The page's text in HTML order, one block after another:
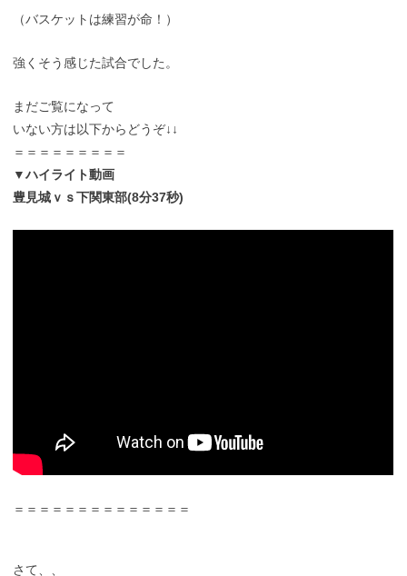
（バスケットは練習が命！）
強くそう感じた試合でした。
まだご覧になって
いない方は以下からどうぞ↓↓
＝＝＝＝＝＝＝＝＝
▼ハイライト動画
豊見城ｖｓ下関東部(8分37秒)
＝＝＝＝＝＝＝＝＝＝＝＝＝＝
さて、、